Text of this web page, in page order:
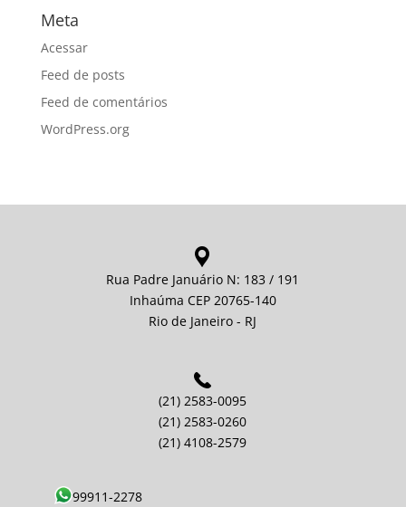
Meta
Acessar
Feed de posts
Feed de comentários
WordPress.org
Rua Padre Januário N: 183 / 191
Inhaúma CEP 20765-140
Rio de Janeiro - RJ
(21) 2583-0095
(21) 2583-0260
(21) 4108-2579
99911-2278